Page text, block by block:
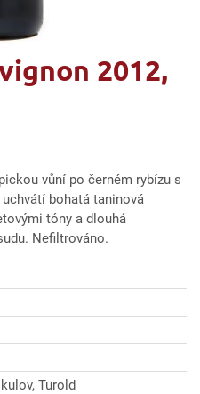
2012,
vůní po černém rybízu s
bohatá taninová
tóny a dlouhá
Nefiltrováno.
Turold